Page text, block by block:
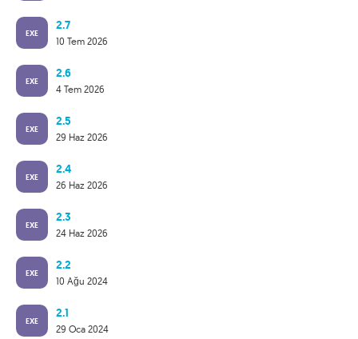
EXE
2.7
10 Tem 2026
EXE
2.6
4 Tem 2026
EXE
2.5
29 Haz 2026
EXE
2.4
26 Haz 2026
EXE
2.3
24 Haz 2026
EXE
2.2
10 Ağu 2024
EXE
2.1
29 Oca 2024